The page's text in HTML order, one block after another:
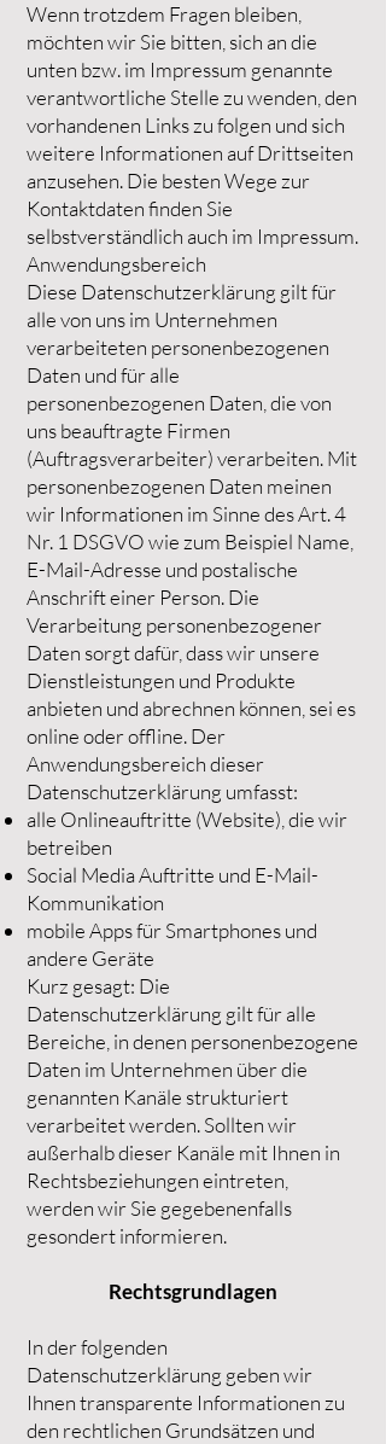
Wenn trotzdem Fragen bleiben,
möchten wir Sie bitten, sich an die
unten bzw. im Impressum genannte
verantwortliche Stelle zu wenden, den
vorhandenen Links zu folgen und sich
weitere Informationen auf Drittseiten
anzusehen. Die besten Wege zur
Kontaktdaten finden Sie
selbstverständlich auch im Impressum.
Anwendungsbereich
Diese Datenschutzerklärung gilt für
alle von uns im Unternehmen
verarbeiteten personenbezogenen
Daten und für alle
personenbezogenen Daten, die von
uns beauftragte Firmen
(Auftragsverarbeiter) verarbeiten. Mit
personenbezogenen Daten meinen
wir Informationen im Sinne des Art. 4
Nr. 1 DSGVO wie zum Beispiel Name,
E-Mail-Adresse und postalische
Anschrift einer Person. Die
Verarbeitung personenbezogener
Daten sorgt dafür, dass wir unsere
Dienstleistungen und Produkte
anbieten und abrechnen können, sei es
online oder offline. Der
Anwendungsbereich dieser
Datenschutzerklärung umfasst:
alle Onlineauftritte (Website), die wir
betreiben
Social Media Auftritte und E-Mail-
Kommunikation
mobile Apps für Smartphones und
andere Geräte
Kurz gesagt: Die
Datenschutzerklärung gilt für alle
Bereiche, in denen personenbezogene
Daten im Unternehmen über die
genannten Kanäle strukturiert
verarbeitet werden. Sollten wir
außerhalb dieser Kanäle mit Ihnen in
Rechtsbeziehungen eintreten,
werden wir Sie gegebenenfalls
gesondert informieren.
Rechtsgrundlagen
In der folgenden
Datenschutzerklärung geben wir
Ihnen transparente Informationen zu
den rechtlichen Grundsätzen und